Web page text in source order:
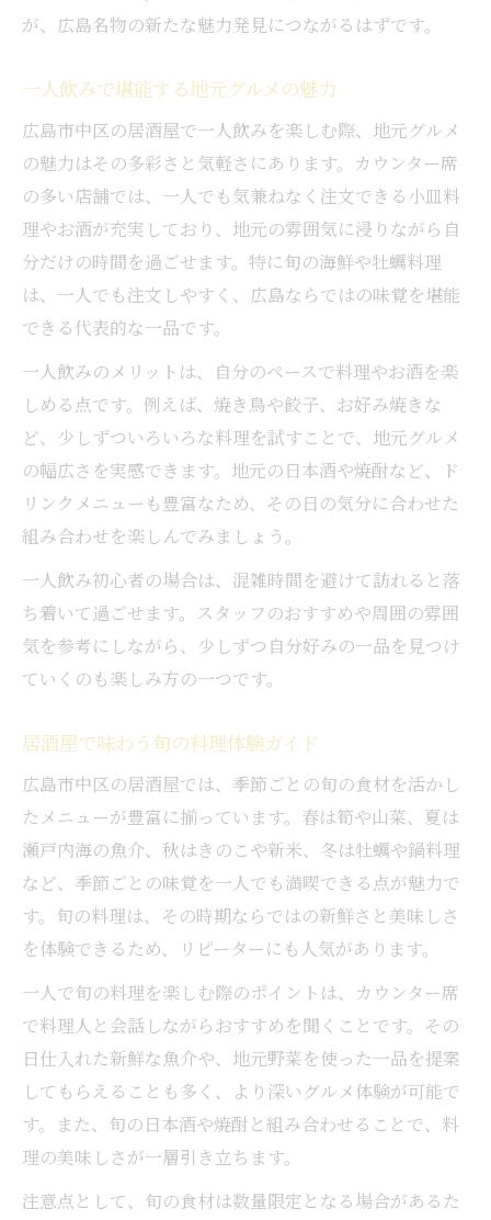
が、広島名物の新たな魅力発見につながるはずです。
一人飲みで堪能する地元グルメの魅力
広島市中区の居酒屋で一人飲みを楽しむ際、地元グルメ
の魅力はその多彩さと気軽さにあります。カウンター席
の多い店舗では、一人でも気兼ねなく注文できる小皿料
理やお酒が充実しており、地元の雰囲気に浸りながら自
分だけの時間を過ごせます。特に旬の海鮮や牡蠣料理
は、一人でも注文しやすく、広島ならではの味覚を堪能
できる代表的な一品です。
一人飲みのメリットは、自分のペースで料理やお酒を楽
しめる点です。例えば、焼き鳥や餃子、お好み焼きな
ど、少しずついろいろな料理を試すことで、地元グルメ
の幅広さを実感できます。地元の日本酒や焼酎など、ド
リンクメニューも豊富なため、その日の気分に合わせた
組み合わせを楽しんでみましょう。
一人飲み初心者の場合は、混雑時間を避けて訪れると落
ち着いて過ごせます。スタッフのおすすめや周囲の雰囲
気を参考にしながら、少しずつ自分好みの一品を見つけ
ていくのも楽しみ方の一つです。
居酒屋で味わう旬の料理体験ガイド
広島市中区の居酒屋では、季節ごとの旬の食材を活かし
たメニューが豊富に揃っています。春は筍や山菜、夏は
瀬戸内海の魚介、秋はきのこや新米、冬は牡蠣や鍋料理
など、季節ごとの味覚を一人でも満喫できる点が魅力で
す。旬の料理は、その時期ならではの新鮮さと美味しさ
を体験できるため、リピーターにも人気があります。
一人で旬の料理を楽しむ際のポイントは、カウンター席
で料理人と会話しながらおすすめを聞くことです。その
日仕入れた新鮮な魚介や、地元野菜を使った一品を提案
してもらえることも多く、より深いグルメ体験が可能で
す。また、旬の日本酒や焼酎と組み合わせることで、料
理の美味しさが一層引き立ちます。
注意点として、旬の食材は数量限定となる場合があるた